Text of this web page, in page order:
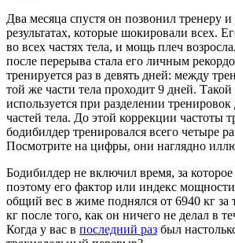
Два месяца спустя он позвонил тренеру и
результатах, которые шокировали всех.
во всех частях тела, и мощь плеч
после перерыва стала его личным
тренируется раз в девять дней: между
той же части тела проходит 9 дней.
используется при разделении
частей тела. До этой коррекции частоты
бодибилдер тренировался всего четыре
Посмотрите на цифры, они наглядно
Бодибилдер не включил время, за
поэтому его фактор или индекс
общий вес в жиме поднялся от 6940 кг за
кг после того, как он ничего не делал в
Когда у вас в последний раз был